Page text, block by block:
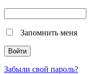
Запомнить меня
Забыли свой пароль?